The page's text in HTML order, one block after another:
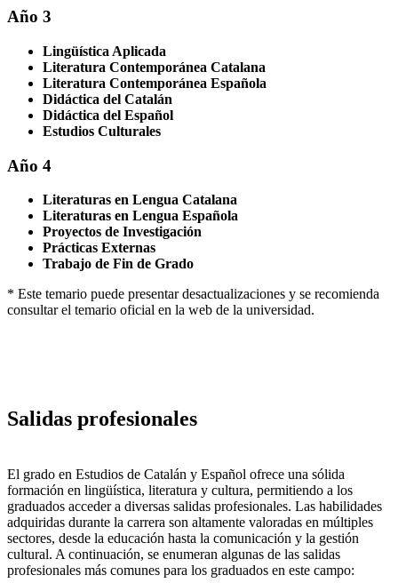
Año 3
Lingüística Aplicada
Literatura Contemporánea Catalana
Literatura Contemporánea Española
Didáctica del Catalán
Didáctica del Español
Estudios Culturales
Año 4
Literaturas en Lengua Catalana
Literaturas en Lengua Española
Proyectos de Investigación
Prácticas Externas
Trabajo de Fin de Grado
* Este temario puede presentar desactualizaciones y se recomienda
consultar el temario oficial en la web de la universidad.
Salidas profesionales
El grado en Estudios de Catalán y Español ofrece una sólida
formación en lingüística, literatura y cultura, permitiendo a los
graduados acceder a diversas salidas profesionales. Las habilidades
adquiridas durante la carrera son altamente valoradas en múltiples
sectores, desde la educación hasta la comunicación y la gestión
cultural. A continuación, se enumeran algunas de las salidas
profesionales más comunes para los graduados en este campo: